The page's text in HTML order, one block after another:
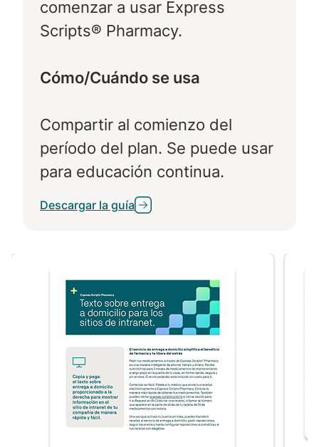
comenzar a usar Express
Scripts® Pharmacy.
Cómo/Cuándo se usa
Compartir al comienzo del
período del plan. Se puede usar
para educación continua.
Descargar la guía